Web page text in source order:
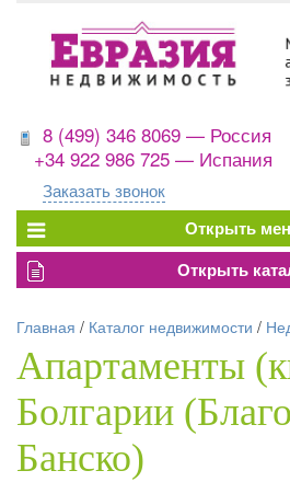
8 (499) 346 8069 — Россия
+34 922 986 725 — Испания
Заказать звонок
Главная / Каталог недвижимости /
Апартаменты
Болгарии
Банско)